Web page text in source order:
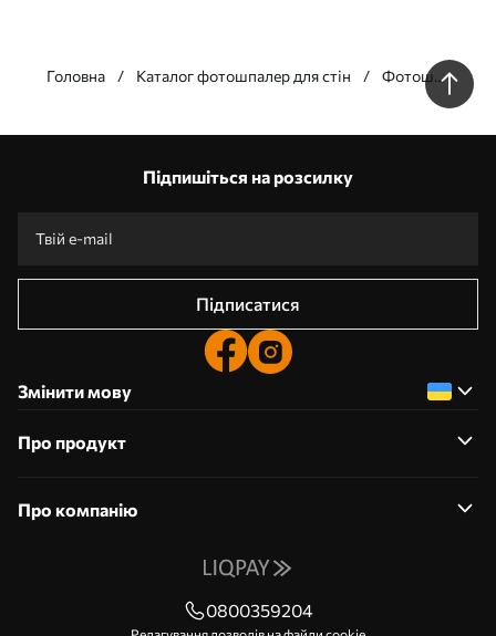
Головна Каталог фотошпалер для стін
Фотошпалери
на Стелю
Виготовлення за індивідуальними розмірами
Промокоди зі знижками до замовлення!
Підпишіться на розсилку
Підписатися
Змінити мову
Про продукт
Про компанію
0800359204